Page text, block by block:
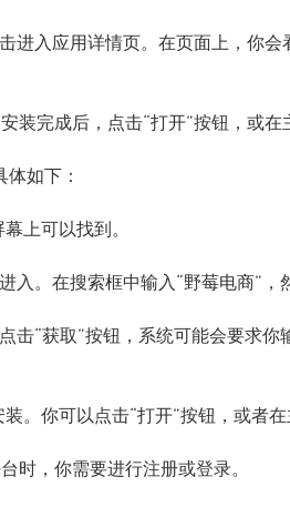
进入应用详情页。在页面上，你
装完成后，点击“打开”按钮，或在
如下：
上可以找到。
入。在搜索框中输入“野莓电商”，
击“获取”按钮，系统可能会要求
。你可以点击“打开”按钮，或者
时，你需要进行注册或登录。